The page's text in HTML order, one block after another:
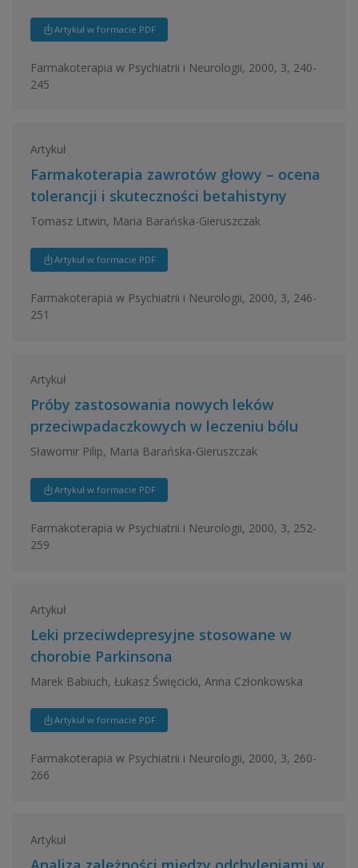
Artykuł w formacie PDF
Farmakoterapia w Psychiatrii i Neurologii, 2000, 3, 240-
245
Artykuł
Farmakoterapia zawrotów głowy – ocena
tolerancji i skuteczności betahistyny
Tomasz Litwin, Maria Barańska-Gieruszczak
Artykuł w formacie PDF
Farmakoterapia w Psychiatrii i Neurologii, 2000, 3, 246-
251
Artykuł
Próby zastosowania nowych leków
przeciwpadaczkowych w leczeniu bólu
Sławomir Pilip, Maria Barańska-Gieruszczak
Artykuł w formacie PDF
Farmakoterapia w Psychiatrii i Neurologii, 2000, 3, 252-
259
Artykuł
Leki przeciwdepresyjne stosowane w
chorobie Parkinsona
Marek Babiuch, Łukasz Święcicki, Anna Członkowska
Artykuł w formacie PDF
Farmakoterapia w Psychiatrii i Neurologii, 2000, 3, 260-
266
Artykuł